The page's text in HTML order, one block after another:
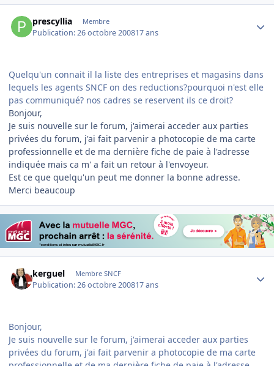
prescyllia Membre
Publication:26 octobre 200817 ans
Quelqu'un connait il la liste des entreprises et magasins dans
lequels les agents SNCF on des reductions?pourquoi n'est elle
pas communiqué? nos cadres se reservent ils ce droit?
Bonjour,
Je suis nouvelle sur le forum, j'aimerai acceder aux parties
privées du forum, j'ai fait parvenir a photocopie de ma carte
professionnelle et de ma dernière fiche de paie à l'adresse
indiquée mais ca m' a fait un retour à l'envoyeur.
Est ce que quelqu'un peut me donner la bonne adresse.
Merci beaucoup
kerguel Membre SNCF
Publication:26 octobre 200817 ans
Bonjour,
Je suis nouvelle sur le forum, j'aimerai acceder aux parties
privées du forum, j'ai fait parvenir a photocopie de ma carte